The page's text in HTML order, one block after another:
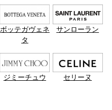
ボッテガヴェネ
タ
サンローラン
ジミーチュウ セリーヌ